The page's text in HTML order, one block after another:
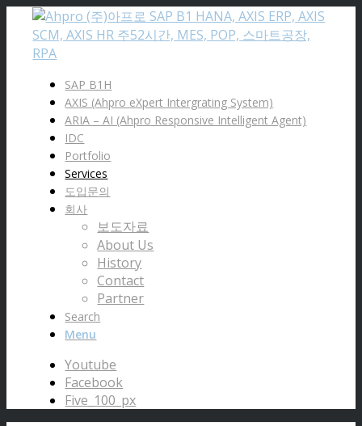
SAP B1H
AXIS (Ahpro eXpert Intergrating System)
ARIA – AI (Ahpro Responsive Intelligent Agent)
IDC
Portfolio
Services
도입문의
회사
보도자료
About Us
History
Contact
Partner
Search
Menu
Youtube
Facebook
Five_100_px